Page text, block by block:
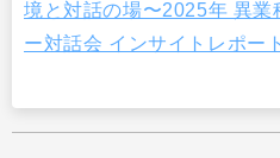
境と対話の場〜2025年 異業
ー対話会 インサイトレポー